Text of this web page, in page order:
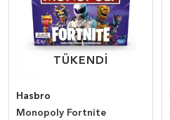
TÜKENDİ
TÜKENDİ
Hasbro
Monopoly Fortnite